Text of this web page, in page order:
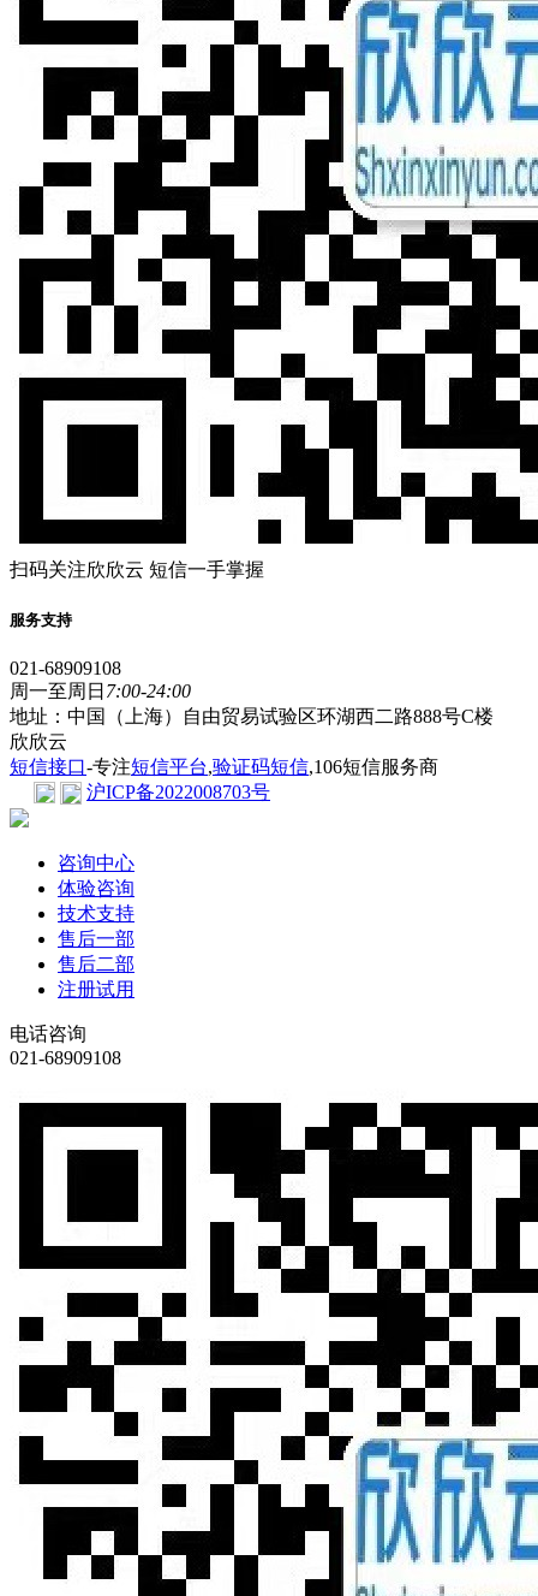
扫码关注欣欣云 短信一手掌握
服务支持
021-68909108
周一至周日 7:00-24:00
地址：中国（上海）自由贸易试验区环湖西二路888号C楼
欣欣云
短信接口-专注短信平台,验证码短信,106短信服务商
沪ICP备2022008703号
咨询中心
体验咨询
技术支持
售后一部
售后二部
注册试用
电话咨询
021-68909108